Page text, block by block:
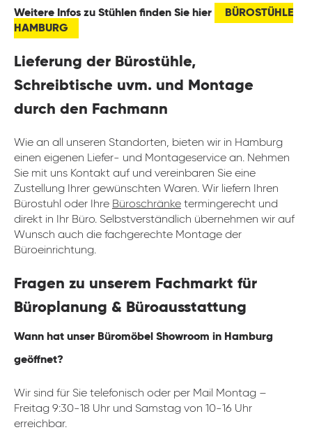
Weitere Infos zu Stühlen finden Sie hier
BÜROSTÜHLE
HAMBURG
Lieferung der Bürostühle,
Schreibtische uvm. und Montage
durch den Fachmann
Wie an all unseren Standorten, bieten wir in Hamburg
einen eigenen Liefer- und Montageservice an. Nehmen
Sie mit uns Kontakt auf und vereinbaren Sie eine
Zustellung Ihrer gewünschten Waren. Wir liefern Ihren
Bürostuhl oder Ihre Büroschränke termingerecht und
direkt in Ihr Büro. Selbstverständlich übernehmen wir auf
Wunsch auch die fachgerechte Montage der
Büroeinrichtung.
Fragen zu unserem Fachmarkt für
Büroplanung & Büroausstattung
Wann hat unser Büromöbel Showroom in Hamburg
geöffnet?
Wir sind für Sie telefonisch oder per Mail Montag –
Freitag 9:30-18 Uhr und Samstag von 10-16 Uhr
erreichbar.